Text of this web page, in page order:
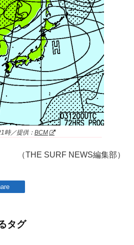
時／提供： BCM
（THE SURF NEWS編集部）
タグ